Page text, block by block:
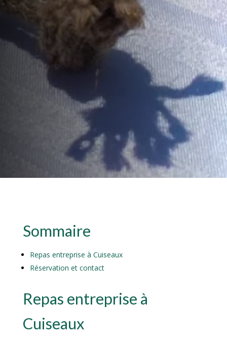
Sommaire
Repas entreprise à Cuiseaux
Réservation et contact
Repas entreprise à
Cuiseaux